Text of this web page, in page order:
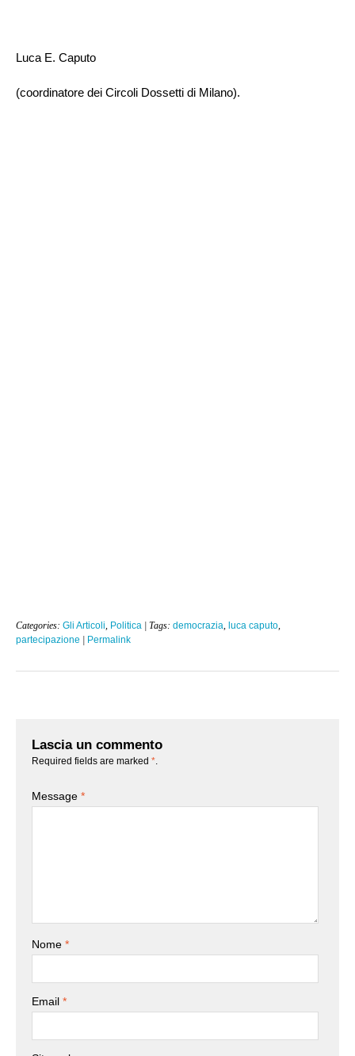
Luca E. Caputo
(coordinatore dei Circoli Dossetti di Milano).
Categories: Gli Articoli Politica | Tags: democrazia luca caputo
partecipazione | Permalink
Lascia un commento
Required fields are marked *
Message *
Nome *
Email *